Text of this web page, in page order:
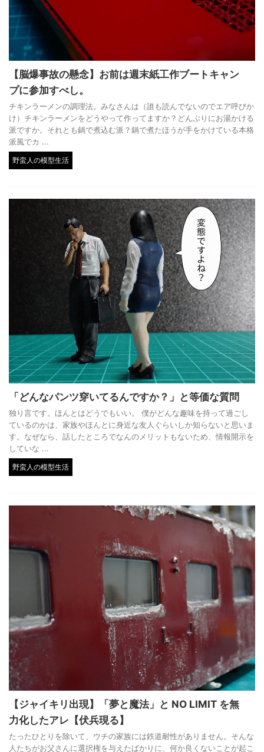
【脳爆事故の懸念】お前は週末紙工作ブートキャン
プに参加すべし。
チキンラーメンの調理法。みなさんは（誰も読んでないのでエア呼びか
け）チキンラーメンをどうやって作ってますか？どんぶりにお湯かける
派ですか。それとも鍋で煮込む派？鍋で煮たほうが手をかけている本格
派風でカ ...
野蛮人の模型生活
「どんなパンツ穿いてるんですか？」と等価な質問
独り言です。ほんとはどうでもいい。 僕がどんな趣味を持って過ごし
ているのかは、家族やほんとに身近な友人ぐらいしか知らないと思いま
す。なぜなら、話したところでなんのメリットもないため、情報開示を
していな ...
野蛮人の模型生活
【ジャイキリ出現】「夢と魔法」と NO LIMIT を無
力化したアレ【伏兵現る】
たったひとりを除いて、ウチの家族には鉄道耐性がありません。そんな
人たちがお父さんに選択権を与えたばかりに、何か良くないことが起こ